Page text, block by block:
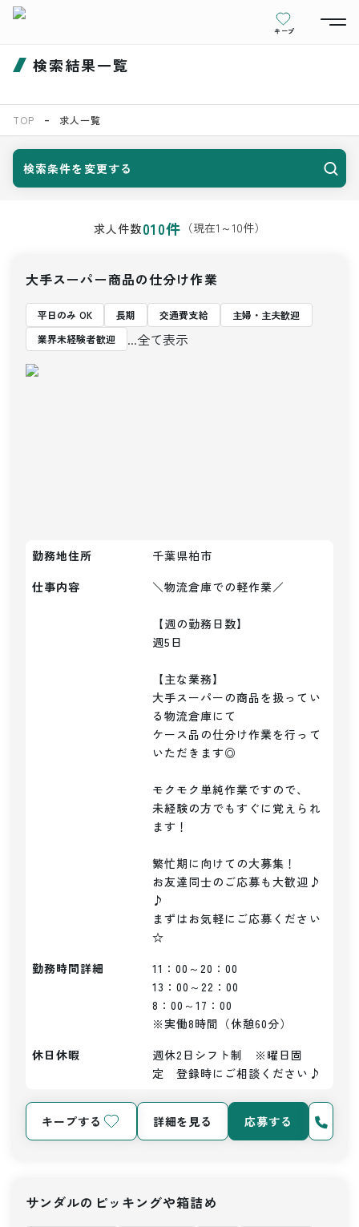
キープ
検索結果一覧
TOP 求人一覧
検索条件を変更する
求人件数010件 （現在1 ～10件）
大手スーパー商品の仕分け作業
平日のみ OK 長期 交通費支給
主婦・主夫歓迎
業界未経験者歓迎
...全て表示
勤務地住所
千葉県柏市
仕事内容
＼物流倉庫での軽作業／
【週の勤務日数】
週5日
【主な業務】
大手スーパーの商品を扱ってい
る物流倉庫にて
ケース品の仕分け作業を行って
いただきます◎
モクモク単純作業ですので、
未経験の方でもすぐに覚えられ
ます！
繁忙期に向けての大募集！
お友達同士のご応募も大歓迎♪
♪
まずはお気軽にご応募ください
☆
勤務時間詳細
11：00～20：00
13：00～22：00
8：00～17：00
※実働8時間（休憩60分）
休日休暇
週休2日シフト制　※曜日固
定　登録時にご相談ください♪
キープする 詳細を見る 応募する
サンダルのピッキングや箱詰め